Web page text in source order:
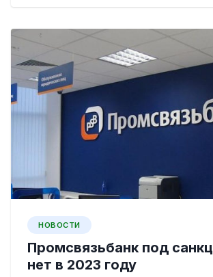
НОВОСТИ
Промсвязьбанк под
нет в 2023 году